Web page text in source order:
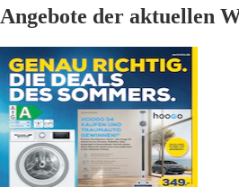
Angebote der aktuellen